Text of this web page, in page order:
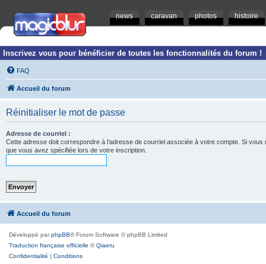
news caravan photos histoire
Inscrivez vous pour bénéficier de toutes les fonctionnalités du forum !
FAQ
Accueil du forum
Réinitialiser le mot de passe
Adresse de courriel :
Cette adresse doit correspondre à l’adresse de courriel associée à votre compte. Si vous
que vous avez spécifiée lors de votre inscription.
Accueil du forum
Développé parphpBB® Forum Software © phpBB Limited
Traduction française officielle ©Qiaeru
Confidentialité | Conditions